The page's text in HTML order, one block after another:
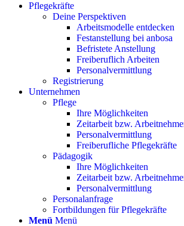
Pflegekräfte
Deine Perspektiven
Arbeitsmodelle entdecken
Festanstellung bei anbosa
Befristete Anstellung
Freiberuflich Arbeiten
Personalvermittlung
Registrierung
Unternehmen
Pflege
Ihre Möglichkeiten
Zeitarbeit bzw.
Personalvermittlung
Freiberufliche Pflegekräfte
Pädagogik
Ihre Möglichkeiten
Zeitarbeit bzw.
Personalvermittlung
Personalanfrage
Fortbildungen für Pflegekräfte
Menü Menü